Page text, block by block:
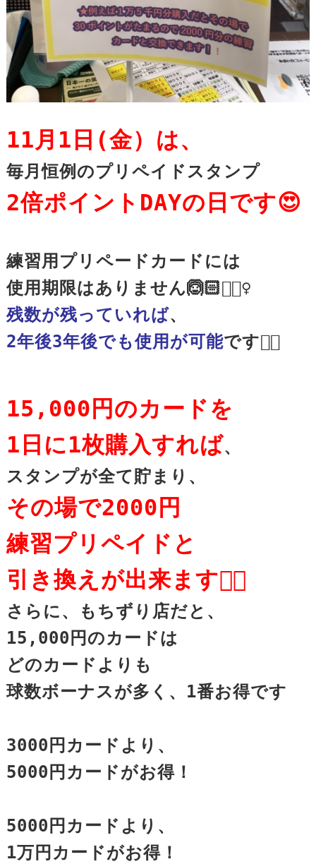
11月1日(金）は、
毎月恒例のプリペイドスタンプ
2倍ポイントDAYの日です😍
練習用プリペードカードには
残数が残っていれば
2年後3年後でも使用が可能
15,000円のカードを
1日に1枚購入すれば、
その場で2000円
練習プリペイドと
引き換えが出来ます👌🏽
さらに、もちずり店だと、
15,000円のカードは
どのカードよりも
球数ボーナスが多く、1番お得です
3000円カードより、
5000円カードがお得！
5000円カードより、
1万円カードがお得！